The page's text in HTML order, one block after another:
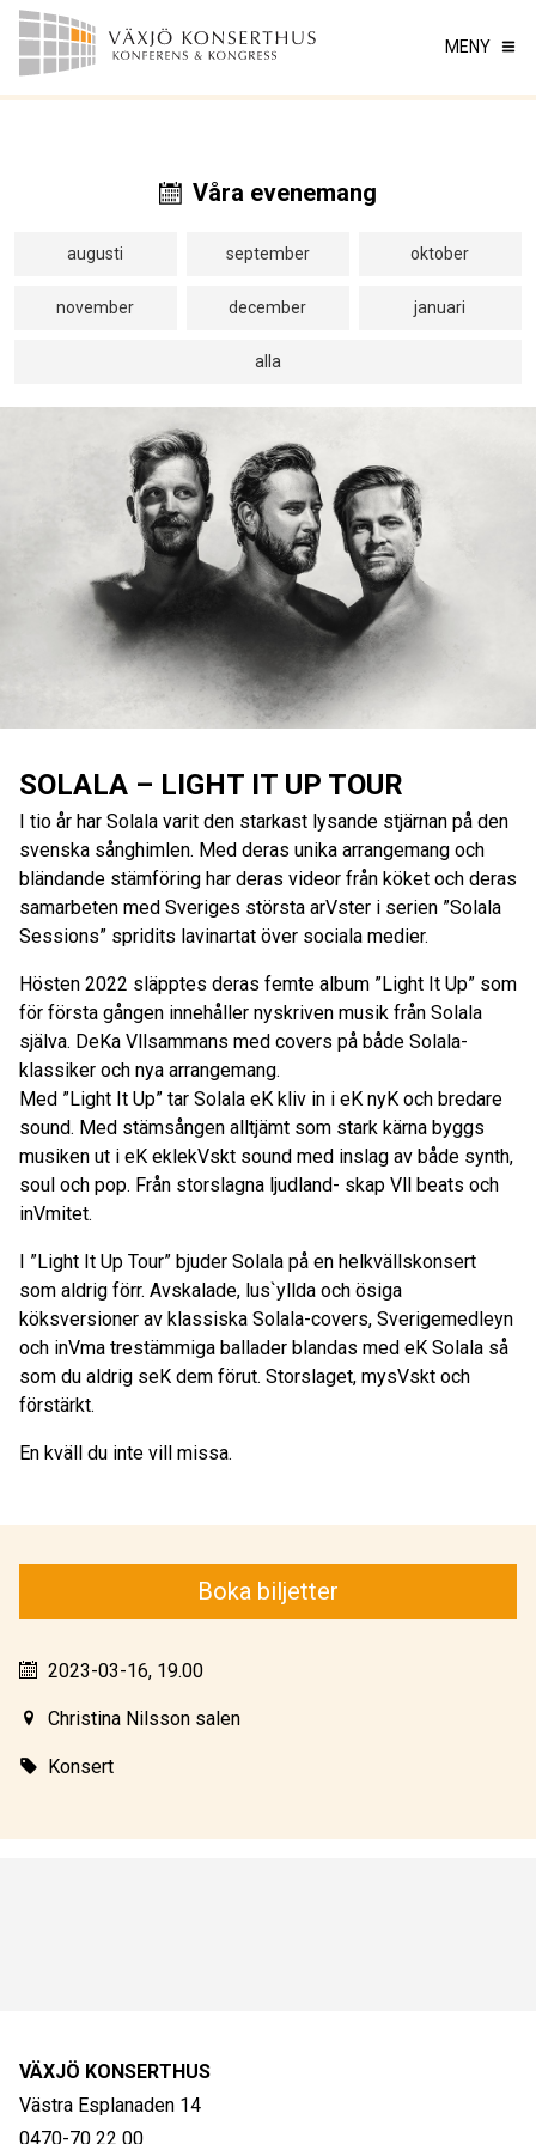
MENY
Våra evenemang
augusti september oktober
november december januari
alla
Boka biljetter
2023-03-16, 19.00
Christina Nilsson salen
Konsert
SOLALA – LIGHT IT UP TOUR
I tio år har Solala varit den starkast lysande stjärnan på den
svenska sånghimlen. Med deras unika arrangemang och
bländande stämföring har deras videor från köket och deras
samarbeten med Sveriges största arVster i serien ”Solala
Sessions” spridits lavinartat över sociala medier.
Hösten 2022 släpptes deras femte album ”Light It Up” som
för första gången innehåller nyskriven musik från Solala
själva. DeKa Vllsammans med covers på både Solala-
klassiker och nya arrangemang.
Med ”Light It Up” tar Solala eK kliv in i eK nyK och bredare
sound. Med stämsången alltjämt som stark kärna byggs
musiken ut i eK eklekVskt sound med inslag av både synth,
soul och pop. Från storslagna ljudland- skap Vll beats och
inVmitet.
I ”Light It Up Tour” bjuder Solala på en helkvällskonsert
som aldrig förr. Avskalade, lus`yllda och ösiga
köksversioner av klassiska Solala-covers, Sverigemedleyn
och inVma trestämmiga ballader blandas med eK Solala så
som du aldrig seK dem förut. Storslaget, mysVskt och
förstärkt.
En kväll du inte vill missa.
VÄXJÖ KONSERTHUS
Västra Esplanaden 14
0470-70 22 00